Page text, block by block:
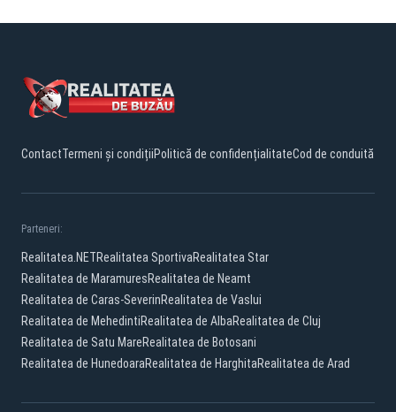
ContactTermeni și condițiiPolitică de confidențialitateCod de conduită
Parteneri:
Realitatea.NETRealitatea SportivaRealitatea Star
Realitatea de MaramuresRealitatea de Neamt
Realitatea de Caras-SeverinRealitatea de Vaslui
Realitatea de MehedintiRealitatea de AlbaRealitatea de Cluj
Realitatea de Satu MareRealitatea de Botosani
Realitatea de HunedoaraRealitatea de HarghitaRealitatea de Arad